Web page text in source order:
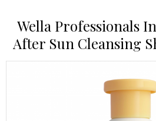
Wella Professionals
After Sun Cleansing